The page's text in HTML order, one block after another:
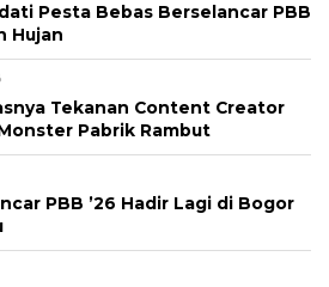
Pesta Bebas Berselancar PBB
Hujan
Tekanan Content Creator
Pabrik Rambut
PBB ’26 Hadir Lagi di Bogor